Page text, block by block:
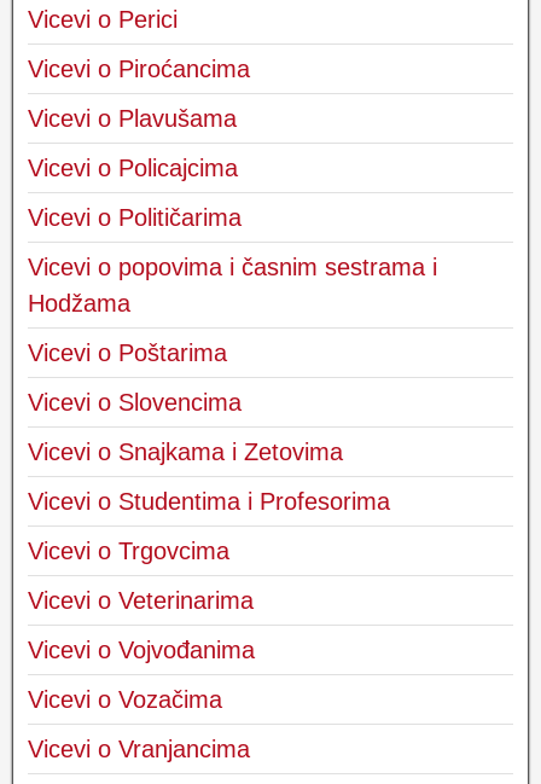
Vicevi o Perici
Vicevi o Piroćancima
Vicevi o Plavušama
Vicevi o Policajcima
Vicevi o Političarima
Vicevi o popovima i časnim sestrama i
Hodžama
Vicevi o Poštarima
Vicevi o Slovencima
Vicevi o Snajkama i Zetovima
Vicevi o Studentima i Profesorima
Vicevi o Trgovcima
Vicevi o Veterinarima
Vicevi o Vojvođanima
Vicevi o Vozačima
Vicevi o Vranjancima